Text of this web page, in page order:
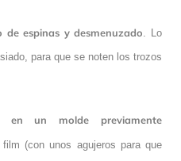
espinas y desmenuzado . Lo
para que se noten los trozos
en un molde previamente
film (con unos agujeros para que